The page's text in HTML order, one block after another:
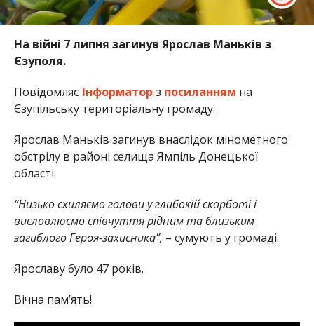
На війні 7 липня загинув Ярослав Маньків з
Єзуполя.
Повідомляє Інформатор з посиланням на
Єзупільську територіальну громаду.
Ярослав Маньків загинув внаслідок мінометного
обстрілу в районі селища Ямпіль Донецької
області.
“Низько схиляємо голови у глибокій скорботі і
висловлюємо співчуття рідним та близьким
загиблого Героя-захисника”, – сумують у громаді.
Ярославу було 47 років.
Вічна пам’ять!